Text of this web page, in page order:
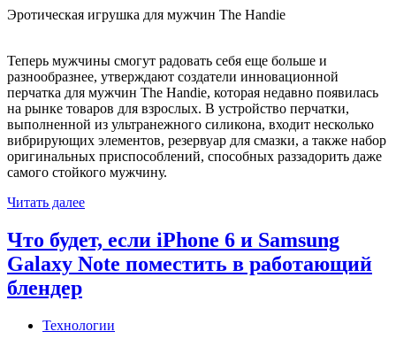
Эротическая игрушка для мужчин The Handie
Теперь мужчины смогут радовать себя еще больше и
разнообразнее, утверждают создатели инновационной
перчатка для мужчин The Handie, которая недавно появилась
на рынке товаров для взрослых. В устройство перчатки,
выполненной из ультранежного силикона, входит несколько
вибрирующих элементов, резервуар для смазки, а также набор
оригинальных приспособлений, способных раззадорить даже
самого стойкого мужчину.
Читать далее
Что будет, если iPhone 6 и Samsung
Galaxy Note поместить в работающий
блендер
Технологии